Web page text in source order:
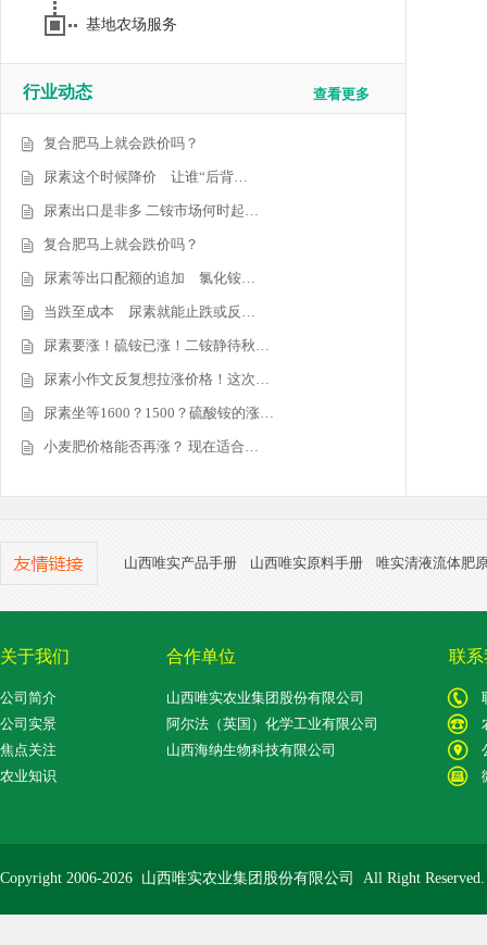
基地农场服务
行业动态 查看更多
复合肥马上就会跌价吗？
尿素这个时候降价 让谁“后背…
尿素出口是非多 二铵市场何时起…
复合肥马上就会跌价吗？
尿素等出口配额的追加 氯化铵…
当跌至成本 尿素就能止跌或反…
尿素要涨！硫铵已涨！二铵静待秋…
尿素小作文反复想拉涨价格！这次…
尿素坐等1600？1500？硫酸铵的涨…
小麦肥价格能否再涨？ 现在适合…
山西唯实产品手册 山西唯实原料手册 唯实清液流体肥
关于我们 合作单位 联
公司简介
公司实景
焦点关注
农业知识
山西唯实农业集团股份有限公司
阿尔法（英国）化学工业有限公司
山西海纳生物科技有限公司
Copyright 2006-2026 山西唯实农业集团股份有限公司 All Right